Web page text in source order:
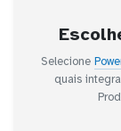
Selecione
quais